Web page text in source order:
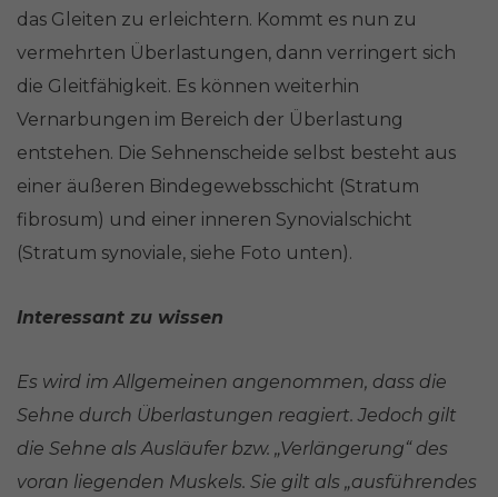
das Gleiten zu erleichtern. Kommt es nun zu
vermehrten Überlastungen, dann verringert sich
die Gleitfähigkeit. Es können weiterhin
Vernarbungen im Bereich der Überlastung
entstehen. Die Sehnenscheide selbst besteht aus
einer äußeren Bindegewebsschicht (Stratum
fibrosum) und einer inneren Synovialschicht
(Stratum synoviale, siehe Foto unten).
Interessant zu wissen
Es wird im Allgemeinen angenommen, dass die
Sehne durch Überlastungen reagiert. Jedoch gilt
die Sehne als Ausläufer bzw. „Verlängerung“ des
voran liegenden Muskels. Sie gilt als „ausführendes